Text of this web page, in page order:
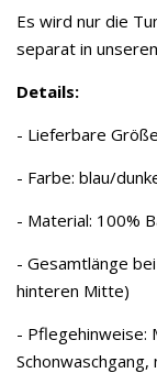
Es wird nur die
separat in
Details:
- Lieferbare
- Farbe: blau/
- Material: 100%
- Gesamtlänge
hinteren Mitte)
- Pflegehinweise: